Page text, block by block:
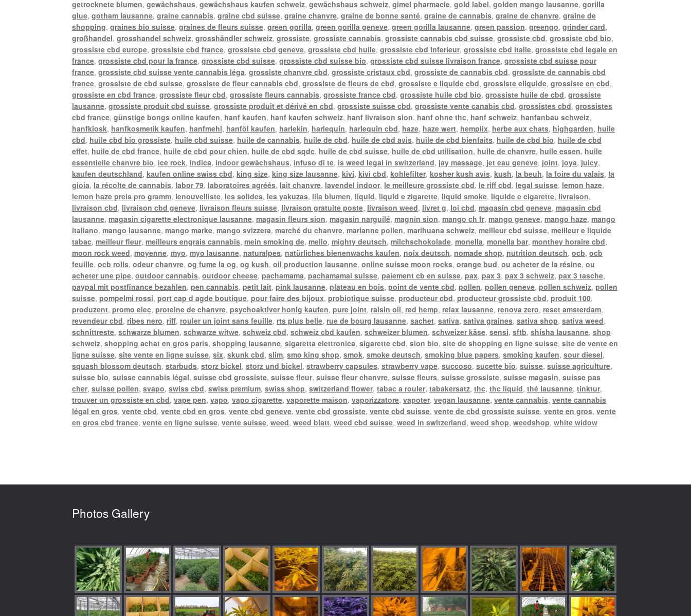
getrocknete blumen,gewächshaus,gewächshaus kaufen schweiz,gewächshaus schweiz,gimel pharmacie,gold label,golden mango lausanne,gorilla
glue,gotham lausanne,graine cannabis,graine cbd suisse,graine chanvre,graine de bonne santé,graine de cannabis,graine de chanvre,graine de
shopping,graines bio suisse,graines de fleurs suisse,green gorilla,green gorilla geneve,green gorilla lausanne,green passion,greengo,grinder card,
großhandel,grosshandel schweiz,grosshändler schweiz,grossiste,grossiste cannabis,grossiste cannabis cbd suisse,grossiste cbd,grossiste cbd bio,
grossiste cbd europe,grossiste cbd france,grossiste cbd geneve,grossiste cbd huile,grossiste cbd inferieur,grossiste cbd italie,grossiste cbd legale en
france,grossiste cbd pour la france,grossiste cbd suisse,grossiste cbd suisse bio,grossiste cbd suisse livraison france,grossiste cbd suisse pour
france,grossiste cbd suisse vente cannabis léga,grossiste chanvre cbd,grossiste cristaux cbd,grossiste de cannabis cbd,grossiste de cannabis cbd
france,grossiste de cbd suisse,grossiste de fleur cannabis cbd,grossiste de fleurs de cbd,grossiste e liquide cbd,grossiste eliquide,grossiste en cbd,
grossiste en cbd france,grossiste fleur cbd,grossiste fleurs cannabis,grossiste france cbd,grossiste huile cbd bio,grossiste huile de cbd,grossiste
lausanne,grossiste produit cbd suisse,grossiste produit et dérivé en cbd,grossiste suisse cbd,grossiste vente canabis cbd,grossistes cbd,grossistes
cbd france,günstige bongs online kaufen, hanf kaufen, hanf kaufen schweiz, hanf livraison sion, hanf ohne thc, hanf schweiz, hanfanbau schweiz,
hanfkiosk, hanfkosmetik kaufen, hanfmehl, hanföl kaufen, harlekin, harlequin, harlequin cbd, haze, haze wert, hemplix, herbe aux chats, highgarden, huile
cbd, huile cbd bio grossiste, huile cbd suisse, huile de cannabis, huile de cbd, huile de cbd avis, huile de cbd bienfaits, huile de cbd bio, huile de cbd
effet, huile de cbd france, huile de cbd pour chien, huile de cbd sqdc, huile de cbd suisse, huile de cbd utilisation, huile de chanvre, huile essen, huile
essentielle chanvre bio, ice rock, indica, indoor gewächshaus, infuso di te, is weed legal in switzerland, jay massage, jet eau geneve, joint, joya, juicy,
kaufen deutschland,kaufen online swiss cbd,king size,king size lausanne,kivi,kivi cbd,kohlefilter,kosher kush avis,kush, la beuh, la foire du valais, la
gioia, la récolte de cannabis, labor 79, laboratoires agréés, lait chanvre, lavendel indoor, le meilleure grossiste cbd, le riff cbd, legal suisse, lemon haze,
lemon haze preis pro gramm, lenouvelliste, les solides, les yakuzas, lila blumen, liquid, liquid e zigarette, liquid smoke, liquide e cigarette, livraison,
livraison cbd, livraison cbd geneve, livraison fleurs suisse, livraison gratuite poste, livraison weed, livret g, loi cbd,magasin cbd geneve,magasin cbd
lausanne,magasin cigarette electronique lausanne,magasin fleurs sion,magasin narguilé,magnin sion,mango ch fr,mango geneve,mango haze,mango
italiano,mango lausanne,mango marke,mango svizzera,marché du chanvre,marianne pollen,marihuana schweiz,meilleur cbd suisse,meilleur e liquide
tabac,meilleur fleur,meilleurs engrais cannabis,mein smoking de,mello,mighty deutsch,milchschokolade,monella,monella bar,monthey horaire cbd,
moon rock weed,moyenne,myo,myo lausanne, naturalpes, natürliches bienenwachs kaufen, noix deutsch, nomade shop, nutrition deutsch,ocb,ocb
feuille,ocb rolls,odeur chanvre,og fume la og,og kush,oil production lausanne,online suisse moon rocks,orange bud,ou acheter de la résine,ou
acheter une pipe,outdoor cannabis,outdoor cheese,pachamama,pachamamai suisse,paiement cb en suisse,pax,pax 3,pax 3 schweiz,pax 3 tasche,
paypal mit postfinance bezahlen,pen cannabis,petit lait,pink lausanne,plateau en bois,point de vente cbd,pollen,pollen geneve,pollen schweiz,pollen
suisse,pompelmi rossi,port cap d agde boutique,pour faire des bijoux,probiotique suisse,producteur cbd,producteur grossiste cbd,produit 100,
produzent,promo elec,proteine de chanvre,psychoaktiver honig kaufen,pure joint, raisin oil, red hemp, relax lausanne, renova zero, reset amsterdam,
revendeur cbd, ribes nero, riff, rouler un joint sans feuille, rts plus belle, rue de bourg lausanne,sachet,sativa,sativa graines,sativa shop,sativa weed,
schnittreste,schwarze blumen,schwarze witwe,schweiz cbd,schweiz cbd kaufen,schweizer blumen,schweizer käse,sensi,sftb,shisha lausanne,shop
schweiz,shopping achat en gros paris,shopping lausanne,sigaretta elettronica,sigarette cbd,sion bio,site de shopping en ligne suisse,site de vente en
ligne suisse,site vente en ligne suisse,six,skunk cbd,slim,smo king shop,smok,smoke deutsch,smoking blue papers,smoking kaufen,sour diesel,
squash blossom deutsch,starbuds,storz bickel,storz und bickel,strawberry capsules,strawberry vape,succoso,sucette bio,suisse,suisse agriculture,
suisse bio,suisse cannabis légal,suisse cbd grossiste,suisse fleur,suisse fleur chanvre,suisse fleurs,suisse grossiste,suisse magasin,suisse pas
cher,suisse pollen,svapo,swiss cbd,swiss premium,swiss shop,switzerland flower,tabac a rouler,tabakersatz,thc,thc liquid,thé lausanne,tinktur,
trouver un grossiste en cbd,vape pen,vapo,vapo cigarette,vaporette maison,vaporizzatore,vapoter,vegan lausanne,vente cannabis,vente cannabis
légal en gros,vente cbd,vente cbd en gros,vente cbd geneve,vente cbd grossiste,vente cbd suisse,vente de cbd grossiste suisse,vente en gros,vente
en gros cbd france,vente en ligne suisse,vente suisse,weed,weed blatt,weed cbd suisse,weed in switzerland,weed shop,weedshop,white widow
Photos Gallery